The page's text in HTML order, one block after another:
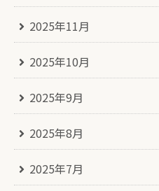
2025年11月
2025年10月
2025年9月
2025年8月
2025年7月